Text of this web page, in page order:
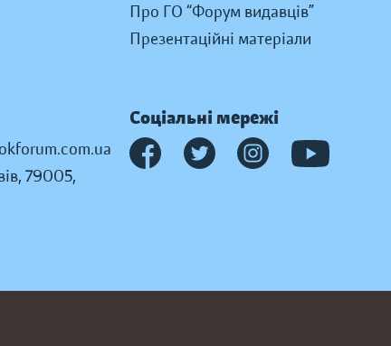
Про ГО “Форум видавців”
Презентаційні матеріали
79005,
Соціальні мережі